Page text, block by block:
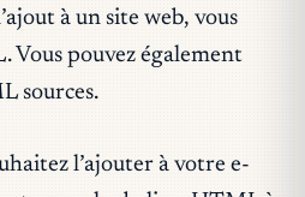
à un site web, vous
Vous pouvez également
sources.
l’ajouter à votre e-